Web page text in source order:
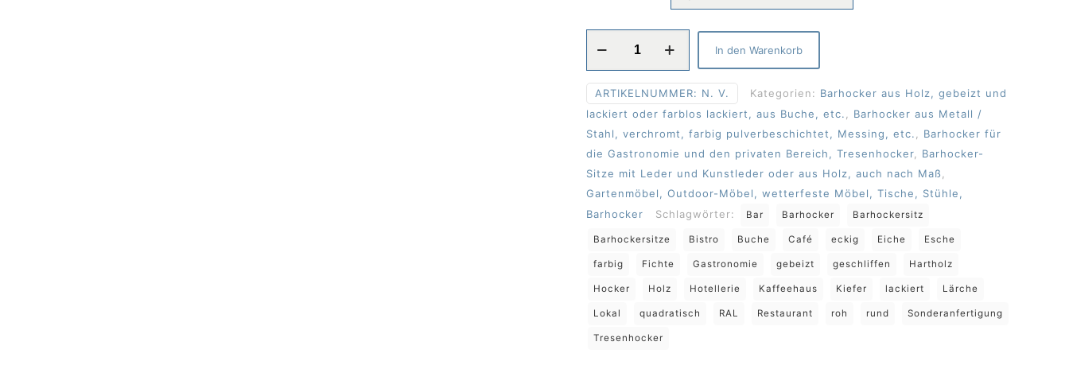
Massivholz,
Holzart,
mit
Vertiefung
Menge
In den Warenkorb
ARTIKELNUMMER: N. V. Kategorien: Barhocker aus Holz, gebeizt und
lackiert oder farblos lackiert, aus Buche, etc.
Barhocker aus Metall /
Stahl, verchromt, farbig pulverbeschichtet, Messing, etc.
Barhocker für
die Gastronomie und den privaten Bereich, Tresenhocker, Barhocker-
Sitze mit Leder und Kunstleder oder aus Holz, auch nach Maß
Gartenmöbel, Outdoor-Möbel, wetterfeste Möbel, Tische, Stühle,
Barhocker
Schlagwörter: Bar Barhocker Barhockersitz
Barhockersitze Bistro Buche Café eckig Eiche Esche
farbig Fichte Gastronomie gebeizt geschliffen Hartholz
Hocker Holz Hotellerie Kaffeehaus Kiefer lackiert Lärche
Lokal quadratisch RAL Restaurant roh rund Sonderanfertigung
Tresenhocker